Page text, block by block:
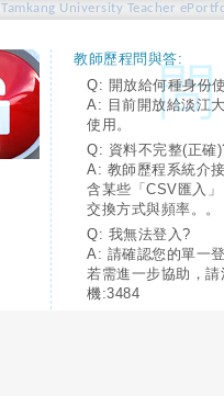
Tamkang University Teacher
教師歷程問與答:
Q: 開放給何種身份
A: 目前開放給淡江
使用。
Q: 資料不完整(正確
A: 教師歷程系統介
含某些「CSV匯入
交換方式與頻率。。
Q: 我無法登入?
A: 請確認您的單一
若需進一步協助，
機:3484